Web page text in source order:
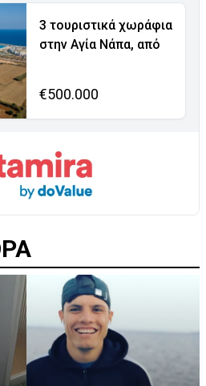
3 τουριστικά χωράφια
στην Αγία Νάπα, από
€500.000